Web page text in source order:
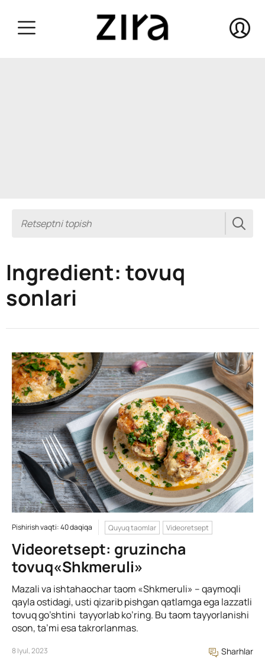
Ingredient: tovuq
sonlari
Pishirish vaqti: 40 daqiqa Quyuq taomlar Videoretsept
Videoretsept: gruzincha
tovuq«Shkmeruli»
Mazali va ishtahaochar taom «Shkmeruli» – qaymoqli
qayla ostidagi, usti qizarib pishgan qatlamga ega lazzatli
tovuq go’shtini tayyorlab ko’ring. Bu taom tayyorlanishi
oson, ta’mi esa takrorlanmas.
8 Iyul, 2023 Sharhlar